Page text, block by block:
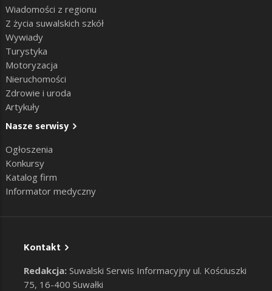
Wiadomości z regionu
Z życia suwalskich szkół
Wywiady
Turystyka
Motoryzacja
Nieruchomości
Zdrowie i uroda
Artykuły
Nasze serwisy
Ogłoszenia
Konkursy
Katalog firm
Informator medyczny
Kontakt
Redakcja: Suwalski Serwis Informacyjny ul. Kościuszki
75, 16-400 Suwałki